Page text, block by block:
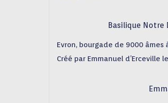
Basilique Notre
Evron, bourgade de 9000 âmes
Créé par Emmanuel